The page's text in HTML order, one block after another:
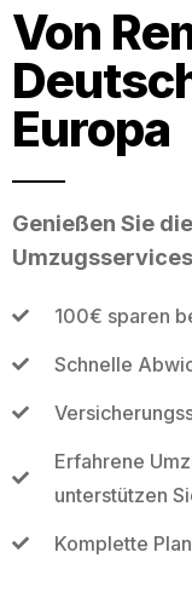
Von
Europa
Genießen Sie
100€ sparen
Schnelle
Erfahrene
unterstützen
Komplette